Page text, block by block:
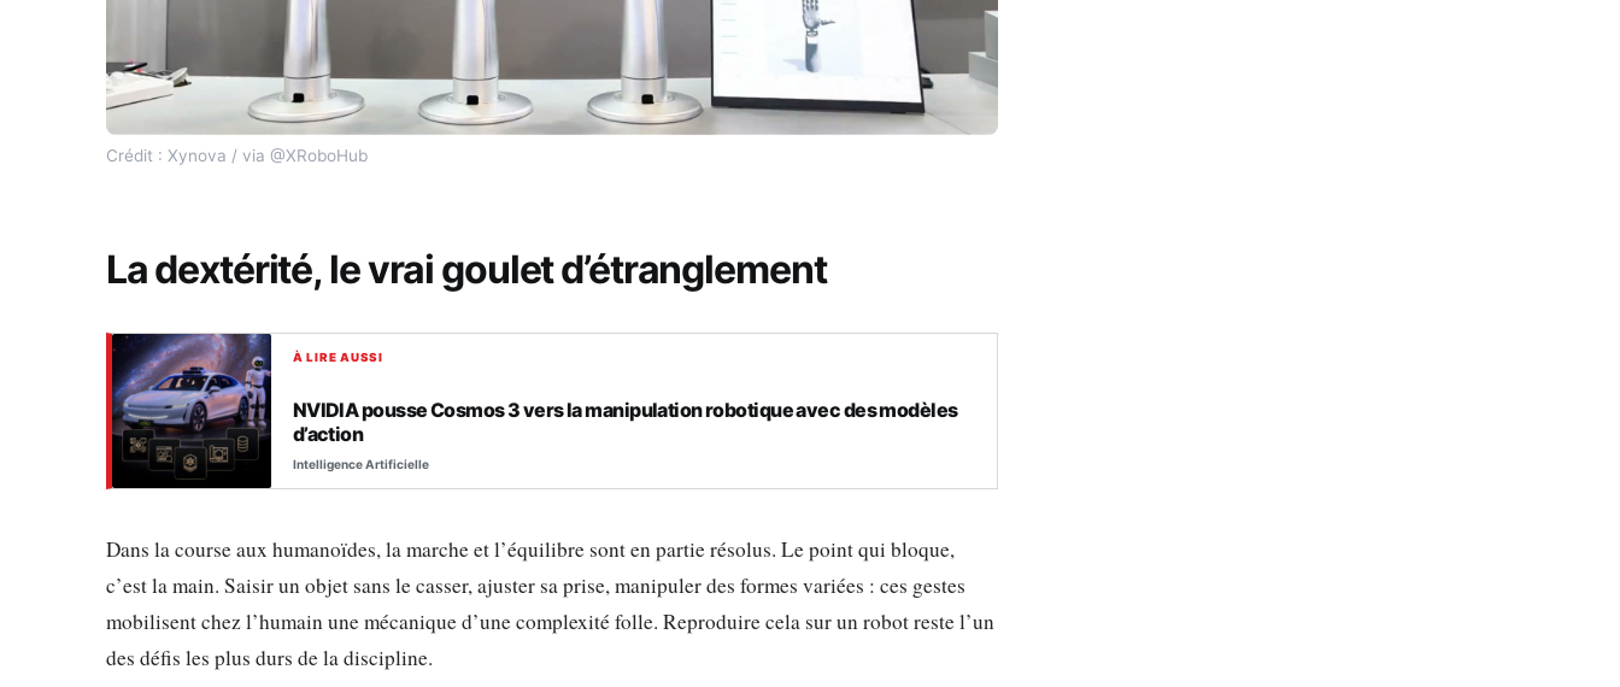
Crédit : Xynova / via @XRoboHub
La dextérité, le vrai goulet d’étranglement
À LIRE AUSSI
NVIDIA pousse Cosmos 3 vers la manipulation robotique avec des modèles
d’action
Intelligence Artificielle
Dans la course aux humanoïdes, la marche et l’équilibre sont en partie résolus. Le point qui bloque,
c’est la main. Saisir un objet sans le casser, ajuster sa prise, manipuler des formes variées : ces gestes
mobilisent chez l’humain une mécanique d’une complexité folle. Reproduire cela sur un robot reste l’un
des défis les plus durs de la discipline.